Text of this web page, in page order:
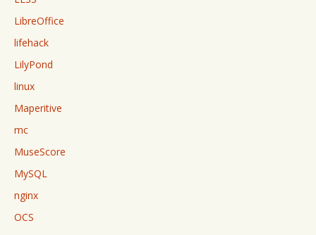
LibreOffice
lifehack
LilyPond
linux
Maperitive
mc
MuseScore
MySQL
nginx
OCS